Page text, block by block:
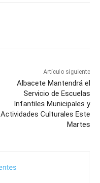
Artículo siguiente
Albacete Mantendrá el
Servicio de Escuelas
Infantiles Municipales y
Actividades Culturales Este
Martes